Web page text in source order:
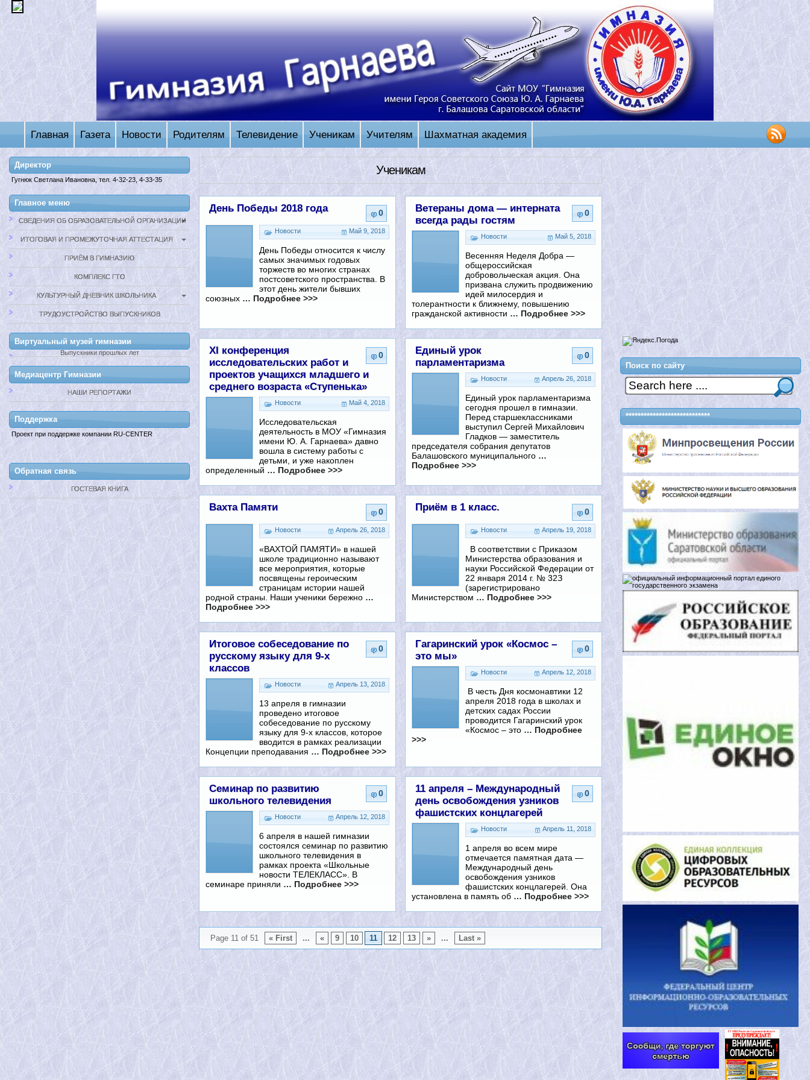
Главная Газета Новости Родителям Телевидение Ученикам Учителям Шахматная академия
Ученикам
0
День Победы 2018 года
Май 9, 2018
Новости
День Победы относится к числу
самых значимых годовых
торжеств во многих странах
постсоветского пространства. В
этот день жители бывших
союзных … Подробнее >>>
0
Ветераны дома — интерната
всегда рады гостям
Май 5, 2018
Новости
Весенняя Неделя Добра —
общероссийская
добровольческая акция. Она
призвана служить продвижению
идей милосердия и
толерантности к ближнему, повышению
гражданской активности … Подробнее >>>
0
XI конференция
исследовательских работ и
проектов учащихся младшего и
среднего возраста «Ступенька»
Май 4, 2018
Новости
Исследовательская
деятельность в МОУ «Гимназия
имени Ю. А. Гарнаева» давно
вошла в систему работы с
детьми, и уже накоплен
определенный … Подробнее >>>
0
Единый урок
парламентаризма
Апрель 26, 2018
Новости
Единый урок парламентаризма
сегодня прошел в гимназии.
Перед старшеклассниками
выступил Сергей Михайлович
Гладков — заместитель
председателя собрания депутатов
Балашовского муниципального …
Подробнее >>>
0
Вахта Памяти
Апрель 26, 2018
Новости
«ВАХТОЙ ПАМЯТИ» в нашей
школе традиционно называют
все мероприятия, которые
посвящены героическим
страницам истории нашей
родной страны. Наши ученики бережно …
Подробнее >>>
0
Приём в 1 класс.
Апрель 19, 2018
Новости
В соответствии с Приказом
Министерства образования и
науки Российской Федерации от
22 января 2014 г. № 32З
(зарегистрировано
Министерством … Подробнее >>>
0
Итоговое собеседование по
русскому языку для 9-х
классов
Апрель 13, 2018
Новости
13 апреля в гимназии
проведено итоговое
собеседование по русскому
языку для 9-х классов, которое
вводится в рамках реализации
Концепции преподавания … Подробнее >>>
0
Гагаринский урок «Космос –
это мы»
Апрель 12, 2018
Новости
В честь Дня космонавтики 12
апреля 2018 года в школах и
детских садах России
проводится Гагаринский урок
«Космос – это … Подробнее
>>>
0
Семинар по развитию
школьного телевидения
Апрель 12, 2018
Новости
6 апреля в нашей гимназии
состоялся семинар по развитию
школьного телевидения в
рамках проекта «Школьные
новости ТЕЛЕКЛАСС». В
семинаре приняли … Подробнее >>>
0
11 апреля – Международный
день освобождения узников
фашистских концлагерей
Апрель 11, 2018
Новости
1 апреля во всем мире
отмечается памятная дата —
Международный день
освобождения узников
фашистских концлагерей. Она
установлена в память об … Подробнее >>>
Page 11 of 51 « First ... « 9 10 11 12 13 » ... Last »
Директор
Гугнюк Светлана Ивановна, тел. 4-32-23, 4-33-35
Главное меню
СВЕДЕНИЯ ОБ ОБРАЗОВАТЕЛЬНОЙ ОРГАНИЗАЦИИ
ИТОГОВАЯ И ПРОМЕЖУТОЧНАЯ АТТЕСТАЦИЯ
ПРИЁМ В ГИМНАЗИЮ
КОМПЛЕКС ГТО
КУЛЬТУРНЫЙ ДНЕВНИК ШКОЛЬНИКА
ТРУДОУСТРОЙСТВО ВЫПУСКНИКОВ
Виртуальный музей гимназии
Выпускники прошлых лет
Медиацентр Гимназии
НАШИ РЕПОРТАЖИ
Поддержкa
Проект при поддержке компании RU-CENTER
Обратная связь
ГОСТЕВАЯ КНИГА
Поиск по сайту
****************************